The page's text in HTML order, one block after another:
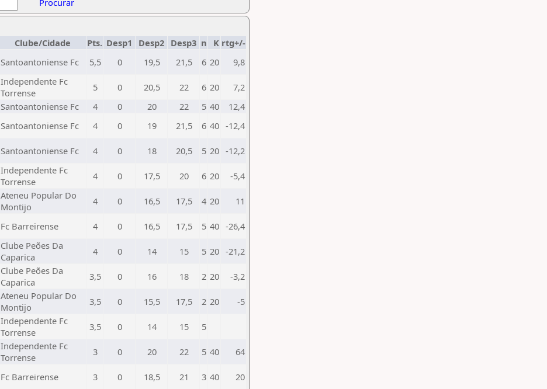
Procurar
Clube/Cidade Pts. Desp1 Desp2 Desp3 n K rtg+/-
Santoantoniense Fc 5,5 0 19,5 21,5 6 20 9,8
Independente Fc
Torrense
5 0 20,5 22 6 20
7,2
Santoantoniense Fc 4 0 20 22 5 40
12,4
Santoantoniense Fc 4 0 19 21,5 6 40 -12,4
Santoantoniense Fc 4 0 18 20,5 5 20 -12,2
Independente Fc
Torrense
4 0 17,5 20 6 20 -5,4
Ateneu Popular Do
Montijo
4 0 16,5 17,5 4 20 11
Fc Barreirense 4 0 16,5 17,5 5 40 -26,4
Clube Peões Da
Caparica
4 0 14 15 5 20 -21,2
Clube Peões Da
Caparica
3,5 0 16 18 2 20 -3,2
Ateneu Popular Do
Montijo
3,5 0 15,5 17,5 2 20 -5
Independente Fc
Torrense
3,5 0 14 15 5
Independente Fc
Torrense
3 0 20 22 5 40 64
Fc Barreirense 3 0 18,5 21 3 40 20